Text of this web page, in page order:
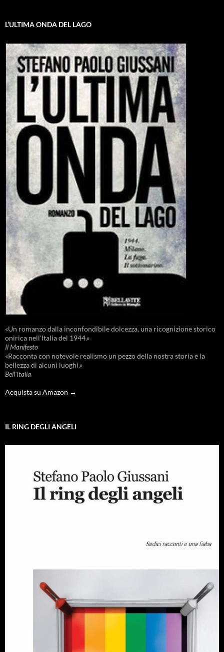
L’ULTIMA ONDA DEL LAGO
«Un romanzo dalla inconfondibile dolcezza, una ricognizione storico
onirica nell'Italia del 1944.»
Il Manifesto
«Racconta con notevole realismo un pezzo della nostra storia e la
bellezza di alcuni luoghi.»
Bell'Italia
Acquista su Amazon →
IL RING DEGLI ANGELI